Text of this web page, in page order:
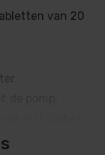
van 20
en installaties.